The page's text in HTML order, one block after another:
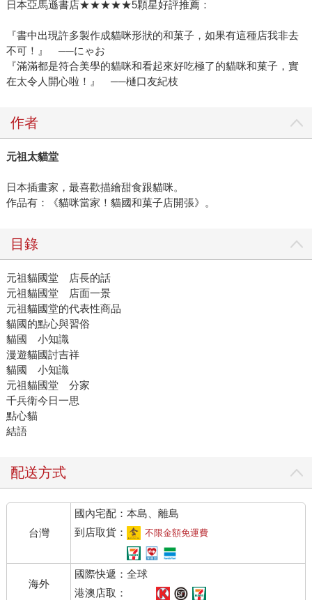
日本亞馬遜書店★★★★★5顆星好評推薦：
『書中出現許多製作成貓咪形狀的和菓子，如果有這種店我非去
不可！』 ──にゃお
『滿滿都是符合美學的貓咪和看起來好吃極了的貓咪和菓子，實
在太令人開心啦！』 ──樋口友紀枝
作者
元祖太貓堂
日本插畫家，最喜歡描繪甜食跟貓咪。
作品有：《貓咪當家！貓國和菓子店開張》。
目錄
元祖貓國堂 店長的話
元祖貓國堂 店面一景
元祖貓國堂的代表性商品
貓國的點心與習俗
貓國 小知識
漫遊貓國討吉祥
貓國 小知識
元祖貓國堂 分家
千兵衛今日一思
點心貓
結語
配送方式
台灣
國內宅配：本島、離島
到店取貨：
不限金額免運費
海外
國際快遞：全球
港澳店取：